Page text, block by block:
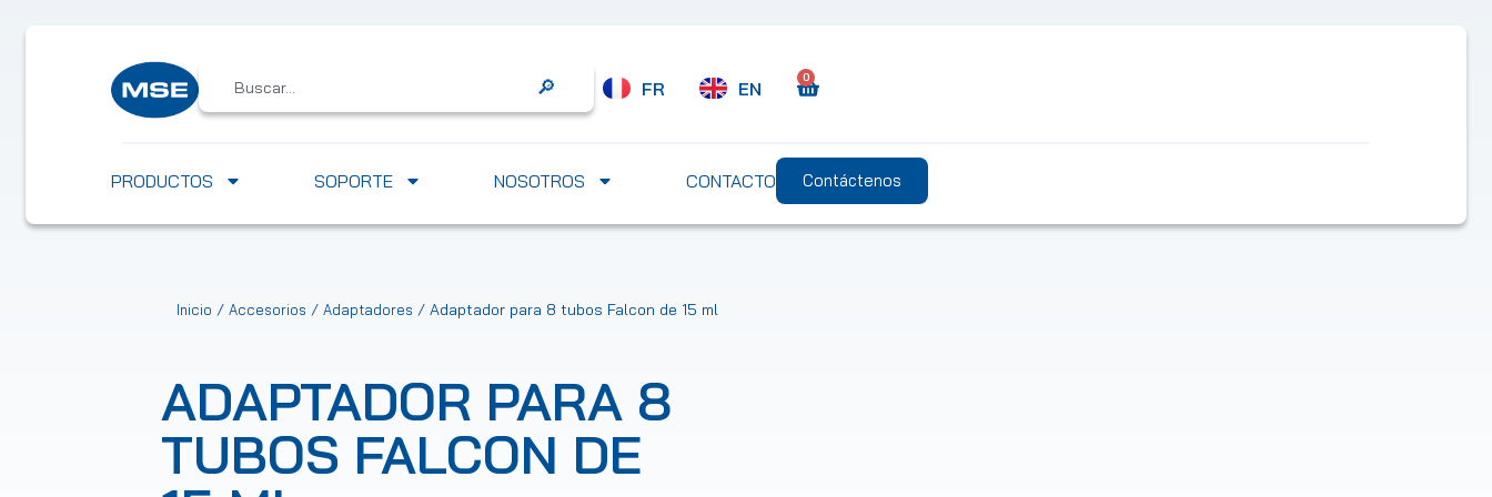
Search FR EN
0
PRODUCTOS SOPORTE NOSOTROS CONTACTO Contáctenos
Inicio / Accesorios / Adaptadores / Adaptador para 8 tubos Falcon de 15 ml
ADAPTADOR PARA 8
TUBOS FALCON DE